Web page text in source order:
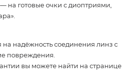
на готовые очки с диоптриями,
на надёжность соединения линз с
повреждения.
вы можете найти на странице